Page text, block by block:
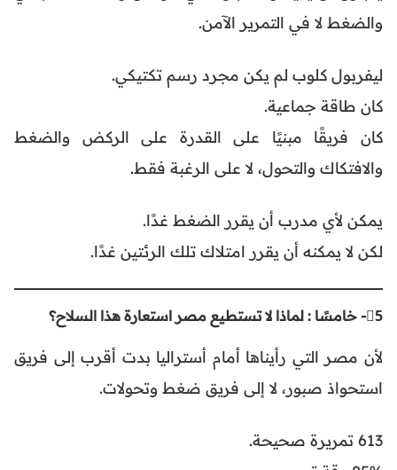
والضغط لا في التمرير الآمن.
ليفربول كلوب لم يكن مجرد رسم تكتيكي.
كان طاقة جماعية.
كان فريقًا مبنيًا على القدرة على الركض والضغط
والافتكاك والتحول، لا على الرغبة فقط.
يمكن لأي مدرب أن يقرر الضغط غدًا.
لكن لا يمكنه أن يقرر امتلاك تلك الرئتين غدًا.
5⃣- خامسًا : لماذا لا تستطيع مصر استعارة هذا السلاح؟
لأن مصر التي رأيناها أمام أستراليا بدت أقرب إلى فريق
استحواذ صبور، لا إلى فريق ضغط وتحولات.
613 تمريرة صحيحة.